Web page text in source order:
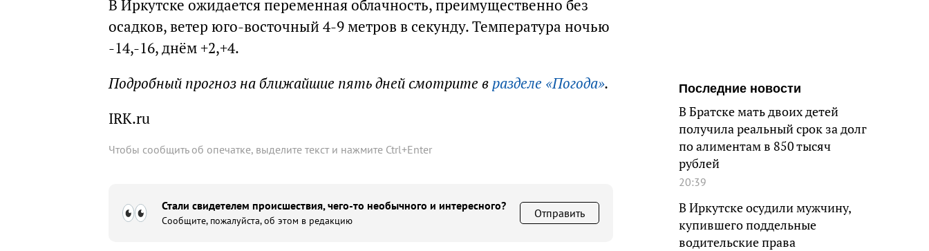
В Иркутске ожидается переменная облачность, преимущественно без
осадков, ветер юго-восточный 4-9 метров в секунду. Температура ночью
-14,-16, днём +2,+4.
Подробный прогноз на ближайшие пять дней смотрите в разделе «Погода».
IRK.ru
Чтобы сообщить об опечатке, выделите текст и нажмите Ctrl+Enter
Стали свидетелем происшествия, чего-то необычного и интересного?
Сообщите, пожалуйста, об этом в редакцию
Отправить
Последние новости
В Братске мать двоих детей
получила реальный срок за долг
по алиментам в 850 тысяч
рублей
20:39
В Иркутске осудили мужчину,
купившего поддельные
водительские права